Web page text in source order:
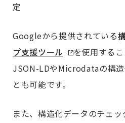
定
Googleから提供されている
プ支援ツール
を使用するこ
JSON-LDやMicrodataの構
とも可能です。
また、構造化データのチェ